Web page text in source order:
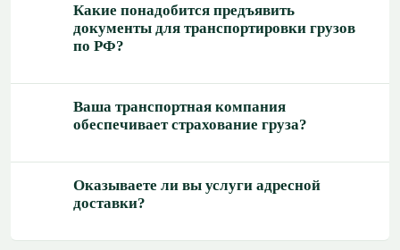
Какие понадобится предъявить
документы для транспортировки грузов
по РФ?
Ваша транспортная компания
обеспечивает страхование груза?
Оказываете ли вы услуги адресной
доставки?